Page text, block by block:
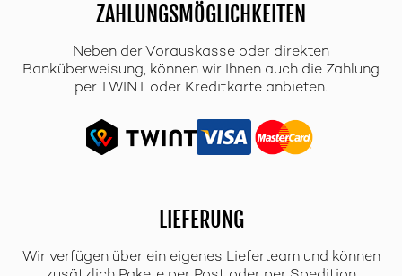
ZAHLUNGSMÖGLICHKEITEN
Neben der Vorauskasse oder direkten
Banküberweisung, können wir Ihnen auch die Zahlung
per TWINT oder Kreditkarte anbieten.
LIEFERUNG
Wir verfügen über ein eigenes Lieferteam und können